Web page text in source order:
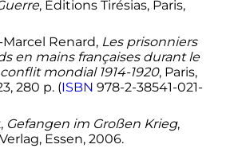
, Éditions Tirésias, Paris,
Renard, Les prisonniers
en mains françaises durant le
mondial 1914-1920, Paris,
280 p. (ISBN 978-2-38541-021-
Gefangen im Großen Krieg,
Essen, 2006.